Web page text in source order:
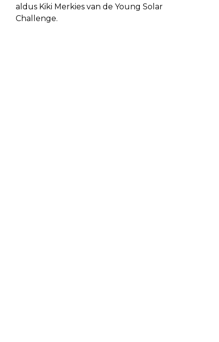
aldus Kiki Merkies van de Young Solar
Challenge.